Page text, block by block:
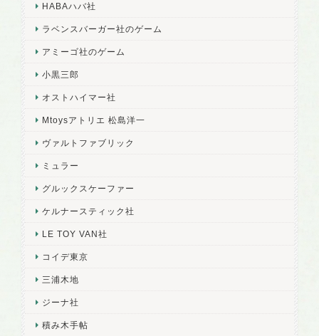
HABAハバ社
ラベンスバーガー社のゲーム
アミーゴ社のゲーム
小黒三郎
オストハイマー社
Mtoysアトリエ 松島洋一
ヴァルトファブリック
ミュラー
グルックスケーファー
ケルナースティック社
LE TOY VAN社
コイデ東京
三浦木地
ジーナ社
積み木手帖